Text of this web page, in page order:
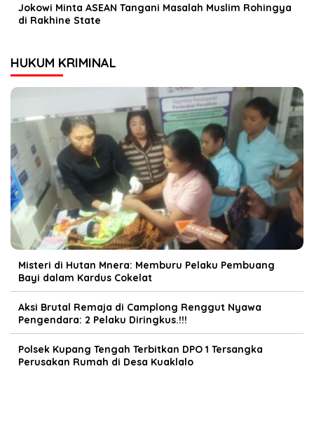
Jokowi Minta ASEAN Tangani Masalah Muslim Rohingya
di Rakhine State
HUKUM KRIMINAL
Misteri di Hutan Mnera: Memburu Pelaku Pembuang
Bayi dalam Kardus Cokelat
Aksi Brutal Remaja di Camplong Renggut Nyawa
Pengendara: 2 Pelaku Diringkus.!!!
Polsek Kupang Tengah Terbitkan DPO 1 Tersangka
Perusakan Rumah di Desa Kuaklalo